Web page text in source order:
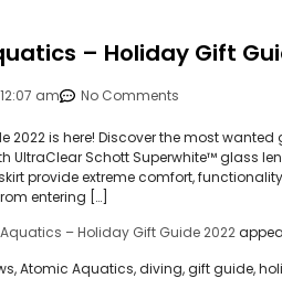
– Holiday Gift
12:07 am No Comments
2022 is here! Discover the most
UltraClear Schott Superwhite™ glass
provide extreme comfort,
entering […]
– Holiday Gift Guide 2022
Atomic Aquatics, diving, gift guide,